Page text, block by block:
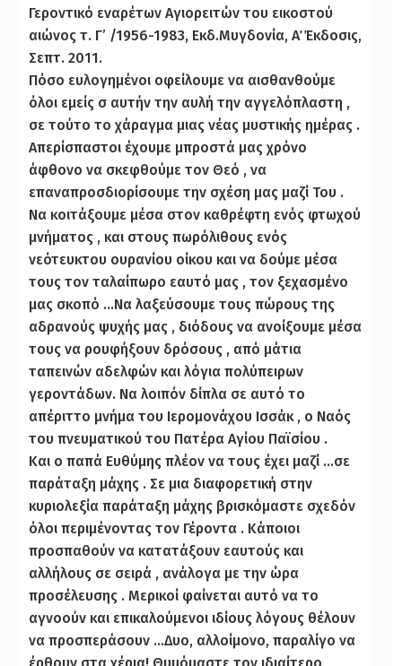
Γεροντικό εναρέτων Αγιορειτών του εικοστού
αιώνος τ. Γ’ /1956-1983, Εκδ.Μυγδονία, Α΄ Έκδοσις,
Σεπτ. 2011.
Πόσο ευλογημένοι οφείλουμε να αισθανθούμε
όλοι εμείς σ αυτήν την αυλή την αγγελόπλαστη ,
σε τούτο το χάραγμα μιας νέας μυστικής ημέρας .
Απερίσπαστοι έχουμε μπροστά μας χρόνο
άφθονο να σκεφθούμε τον Θεό , να
επαναπροσδιορίσουμε την σχέση μας μαζί Του .
Να κοιτάξουμε μέσα στον καθρέφτη ενός φτωχού
μνήματος , και στους πωρόλιθους ενός
νεότευκτου ουρανίου οίκου και να δούμε μέσα
τους τον ταλαίπωρο εαυτό μας , τον ξεχασμένο
μας σκοπό …Να λαξεύσουμε τους πώρους της
αδρανούς ψυχής μας , διόδους να ανοίξουμε μέσα
τους να ρουφήξουν δρόσους , από μάτια
ταπεινών αδελφών και λόγια πολύπειρων
γεροντάδων. Να λοιπόν δίπλα σε αυτό το
απέριττο μνήμα του Ιερομονάχου Ισσάκ , ο Ναός
του πνευματικού του Πατέρα Αγίου Παϊσίου .
Και ο παπά Ευθύμης πλέον να τους έχει μαζί …σε
παράταξη μάχης . Σε μια διαφορετική στην
κυριολεξία παράταξη μάχης βρισκόμαστε σχεδόν
όλοι περιμένοντας τον Γέροντα . Κάποιοι
προσπαθούν να κατατάξουν εαυτούς και
αλλήλους σε σειρά , ανάλογα με την ώρα
προσέλευσης . Μερικοί φαίνεται αυτό να το
αγνοούν και επικαλούμενοι ιδίους λόγους θέλουν
να προσπεράσουν …Δυο, αλλοίμονο, παραλίγο να
έρθουν στα χέρια! Θυμόμαστε τον ιδιαίτερο